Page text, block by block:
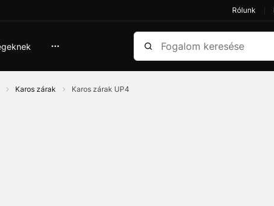
Rólunk
Keresés
Karos zárak Karos zárak UP4